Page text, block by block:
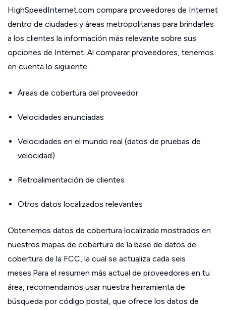
HighSpeedInternet.com compara proveedores de Internet
dentro de ciudades y áreas metropolitanas para brindarles
a los clientes la información más relevante sobre sus
opciones de Internet. Al comparar proveedores, tenemos
en cuenta lo siguiente:
Áreas de cobertura del proveedor
Velocidades anunciadas
Velocidades en el mundo real (datos de pruebas de
velocidad)
Retroalimentación de clientes
Otros datos localizados relevantes
Obtenemos datos de cobertura localizada mostrados en
nuestros mapas de cobertura de la base de datos de
cobertura de la FCC, la cual se actualiza cada seis
meses.Para el resumen más actual de proveedores en tu
área, recomendamos usar nuestra herramienta de
búsqueda por código postal, que ofrece los datos de